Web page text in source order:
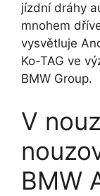
jízdní dráhy
mnohem
vysvětluje
Ko-TAG ve
BMW Group.
V
BMW